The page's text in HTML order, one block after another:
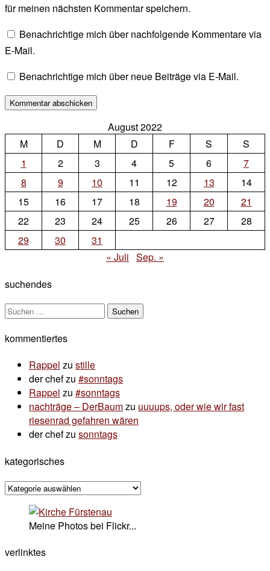
für meinen nächsten Kommentar speichern.
Benachrichtige mich über nachfolgende Kommentare via
E-Mail.
Benachrichtige mich über neue Beiträge via E-Mail.
August 2022
M
D M D F S
S
1
2 3 4 5 6
7
8
9 10 11 12 13
14
15
16 17 18 19 20
21
22
23 24 25 26 27
28
29
30
31
« Juli Sep. »
suchendes
Suchen
kommentiertes
Rappel zu stille
der chefzu #sonntags
Rappel zu #sonntags
nachträge – DerBaumzu uuuups, oder wie wir fast
riesenrad gefahren wären
der chefzu sonntags
kategorisches
kategorisches
Meine Photos bei Flickr...
verlinktes